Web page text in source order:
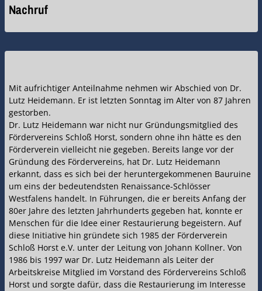
Nachruf
Mit aufrichtiger Anteilnahme nehmen wir Abschied von Dr.
Lutz Heidemann. Er ist letzten Sonntag im Alter von 87 Jahren
gestorben.
Dr. Lutz Heidemann war nicht nur Gründungsmitglied des
Fördervereins Schloß Horst, sondern ohne ihn hätte es den
Förderverein vielleicht nie gegeben. Bereits lange vor der
Gründung des Fördervereins, hat Dr. Lutz Heidemann
erkannt, dass es sich bei der heruntergekommenen Bauruine
um eins der bedeutendsten Renaissance-Schlösser
Westfalens handelt. In Führungen, die er bereits Anfang der
80er Jahre des letzten Jahrhunderts gegeben hat, konnte er
Menschen für die Idee einer Restaurierung begeistern. Auf
diese Initiative hin gründete sich 1985 der Förderverein
Schloß Horst e.V. unter der Leitung von Johann Kollner. Von
1986 bis 1997 war Dr. Lutz Heidemann als Leiter der
Arbeitskreise Mitglied im Vorstand des Fördervereins Schloß
Horst und sorgte dafür, dass die Restaurierung im Interesse